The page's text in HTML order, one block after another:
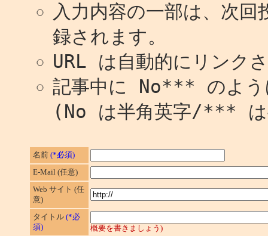
入力内容の一部は、次
録されます。
URL は自動的にリンク
記事中に No*** のよう
(No は半角英字/*** は
名前 (*必須)
E-Mail (任意)
Web サイト (任
意)
タイトル (*必
須)
概要を書きましょう)